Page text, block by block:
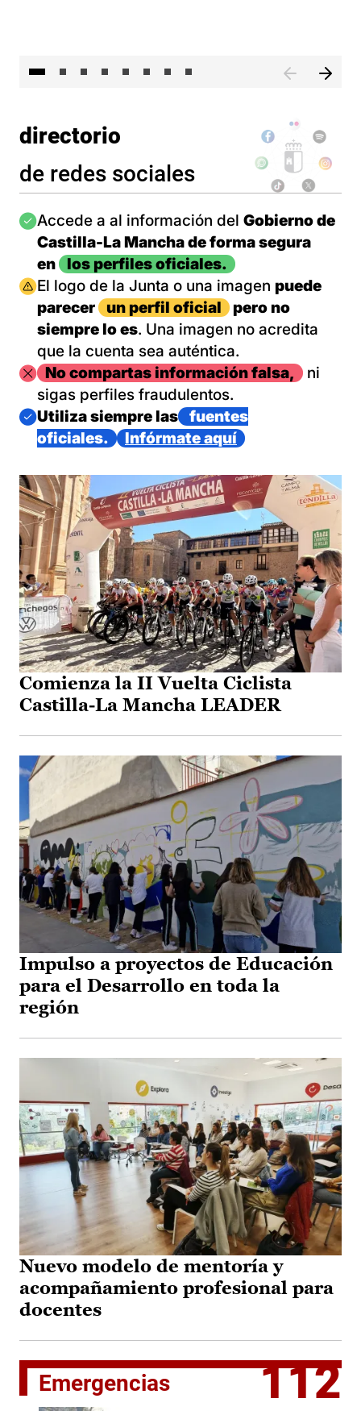
directorio
de redes sociales
Imagen
Accede a al información del Gobierno de
Castilla-La Mancha de forma segura
en
los perfiles oficiales.
Imagen
El logo de la Junta o una imagen puede
parecer
un perfil oficial
pero no
siempre lo es. Una imagen no acredita
que la cuenta sea auténtica.
ImagenNo compartas información falsa,
ni
sigas perfiles fraudulentos.
Imagen
Utiliza siempre las
fuentes
oficiales.
Infórmate aquí
Comienza la II Vuelta Ciclista
Castilla-La Mancha LEADER
Impulso a proyectos de Educación
para el Desarrollo en toda la
región
Nuevo modelo de mentoría y
acompañamiento profesional para
docentes
Emergencias 112